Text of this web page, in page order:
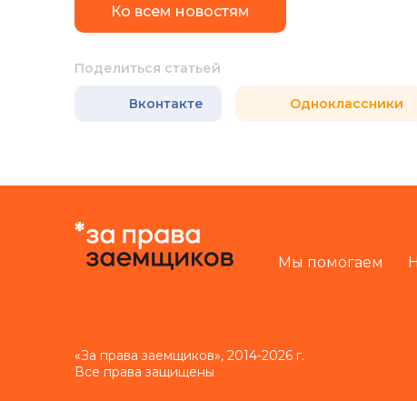
Ко всем новостям
Поделиться статьей
Вконтакте Одноклассники
Мы помогаем
«За права заемщиков», 2014-2026 г.
Все права защищены